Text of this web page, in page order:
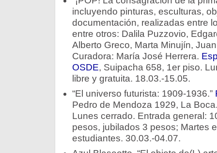
incluyendo pinturas, esculturas,
documentación, realizadas entre
entre otros: Dalila Puzzovio,
Alberto Greco, Marta Minujín,
Curadora: María José Herrera.
OSDE, Suipacha 658, 1er piso.
libre y gratuita. 18.03.-15.05.
“El universo futurista: 1909-1936.”
Pedro de Mendoza 1929, La
Lunes cerrado. Entrada general:
pesos, jubilados 3 pesos; Martes
estudiantes. 30.03.-04.07.